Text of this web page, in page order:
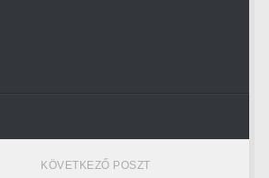
KÖVETKEZŐ POSZT